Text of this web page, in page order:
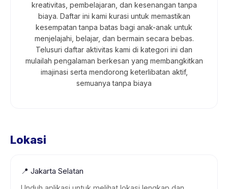
kreativitas, pembelajaran, dan kesenangan tanpa
biaya. Daftar ini kami kurasi untuk memastikan
kesempatan tanpa batas bagi anak-anak untuk
menjelajahi, belajar, dan bermain secara bebas.
Telusuri daftar aktivitas kami di kategori ini dan
mulailah pengalaman berkesan yang membangkitkan
imajinasi serta mendorong keterlibatan aktif,
semuanya tanpa biaya
Lokasi
📍 Jakarta Selatan